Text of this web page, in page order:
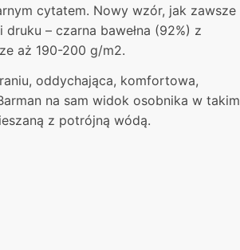
cytatem. Nowy wzór, jak zawsze
– czarna bawełna (92%) z
aż 190-200 g/m2.
oddychająca, komfortowa,
na sam widok osobnika w takim
z potrójną wódą.